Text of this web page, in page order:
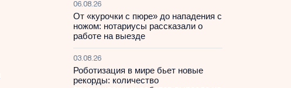
06.08.26
От «курочки с пюре» до нападения с
ножом: нотариусы рассказали о
работе на выезде
03.08.26
Роботизация в мире бьет новые
рекорды: количество